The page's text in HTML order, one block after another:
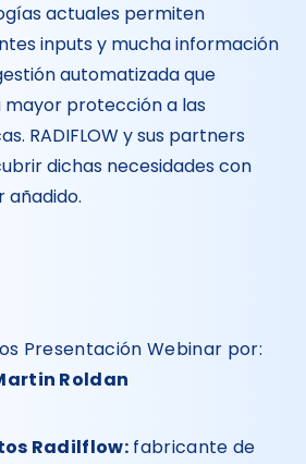
actuales permiten
inputs y mucha información
automatizada que
protección a las
RADIFLOW y sus partners
dichas necesidades con
añadido.
Presentación Webinar por:
Roldan
Radilflow: fabricante de